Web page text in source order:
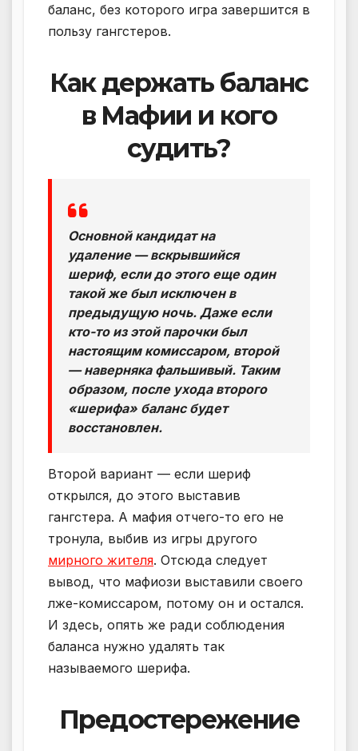
баланс, без которого игра завершится в
пользу гангстеров.
Как держать баланс
в Мафии и кого
судить?
Основной кандидат на
удаление — вскрывшийся
шериф, если до этого еще один
такой же был исключен в
предыдущую ночь. Даже если
кто-то из этой парочки был
настоящим комиссаром, второй
— наверняка фальшивый. Таким
образом, после ухода второго
«шерифа» баланс будет
восстановлен.
Второй вариант — если шериф
открылся, до этого выставив
гангстера. А мафия отчего-то его не
тронула, выбив из игры другого
мирного жителя. Отсюда следует
вывод, что мафиози выставили своего
лже-комиссаром, потому он и остался.
И здесь, опять же ради соблюдения
баланса нужно удалять так
называемого шерифа.
Предостережение